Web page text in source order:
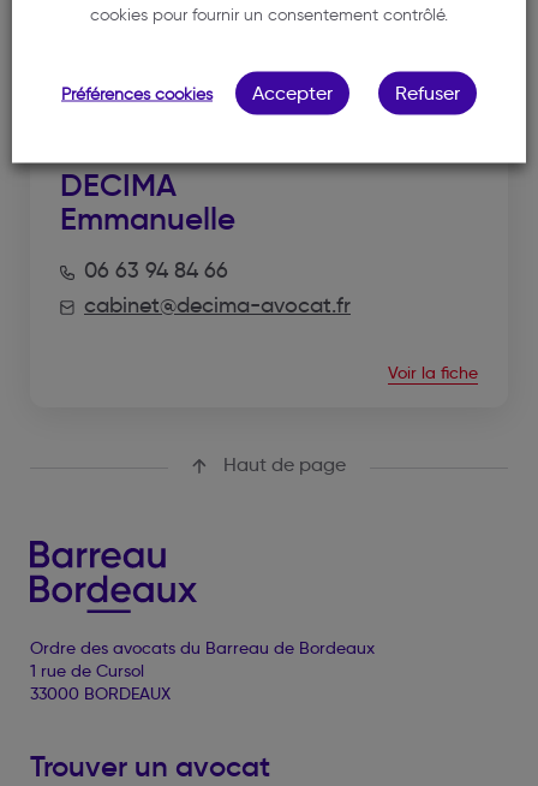
NOTRE MEMBRE
DECIMA
Emmanuelle
06 63 94 84 66
cabinet@decima-avocat.fr
Voir la fiche
Haut de page
Ordre des avocats du Barreau de Bordeaux
1 rue de Cursol
33000 BORDEAUX
Trouver un avocat
cookies pour fournir un consentement contrôlé.
Préférences cookies Accepter Refuser